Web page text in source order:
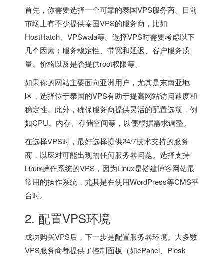
首先，你需要选择一个可靠的泰国VPS服务商。目前
市场上有不少提供泰国VPS的服务商，比如
HostHatch、VPSwala等。选择VPS时需要考虑以下
几个因素：服务稳定性、带宽和延迟、客户服务质
量、价格以及是否提供root权限等。
如果你的网站主要面向亚洲用户，尤其是东南亚地
区，选择位于泰国的VPS有助于提高网站访问速度和
稳定性。此外，确保服务商提供灵活的配置选项，例
如CPU、内存、存储空间等，以便根据需求调整。
在选择VPS时，最好选择提供24/7技术支持的服务
商，以应对可能出现的任何服务器问题。选择支持
Linux操作系统的VPS，因为Linux是搭建博客网站最
常用的操作系统，尤其是在使用WordPress等CMS平
台时。
2. 配置VPS环境
成功购买VPS后，下一步是配置服务器环境。大多数
VPS服务商都提供了控制面板（如cPanel、Plesk